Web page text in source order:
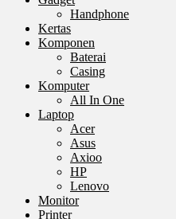
Handphone
Kertas
Komponen
Baterai
Casing
Komputer
All In One
Laptop
Acer
Asus
Axioo
HP
Lenovo
Monitor
Printer